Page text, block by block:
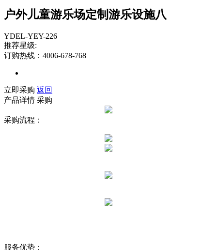
户外儿童游乐场定制游乐设施八
YDEL-YEY-226
推荐星级:
订购热线：4006-678-768
立即采购 返回
产品详情 采购
采购流程：
服务优势：